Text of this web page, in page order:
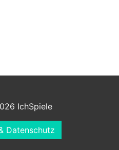
IchSpiele
Datenschutz